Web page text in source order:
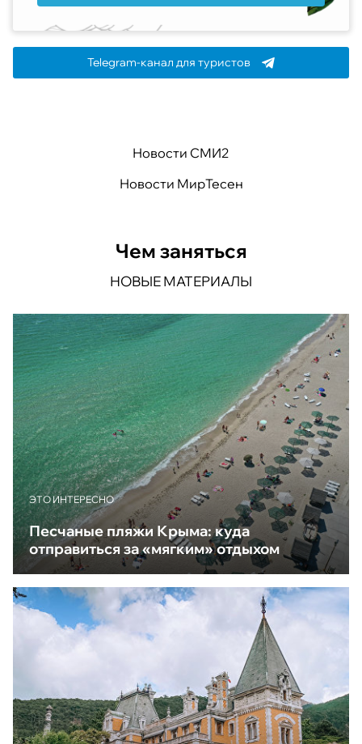
Telegram-канал для туристов
Новости СМИ2
Новости МирТесен
Чем заняться
НОВЫЕ МАТЕРИАЛЫ
ЭТО ИНТЕРЕСНО
Песчаные пляжи Крыма: куда
отправиться за «мягким» отдыхом